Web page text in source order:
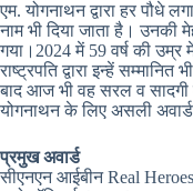
एम. योगनाथन द्वारा हर पौधे
नाम भी दिया जाता है। उनकी
गया।2024 में 59 वर्ष की उम्र
राष्ट्रपति द्वारा इन्हें
बाद आज भी वह सरल व
योगनाथन के लिए असली अवार्ड
प्रमुख अवार्ड
सीएनएन आईबीन Real